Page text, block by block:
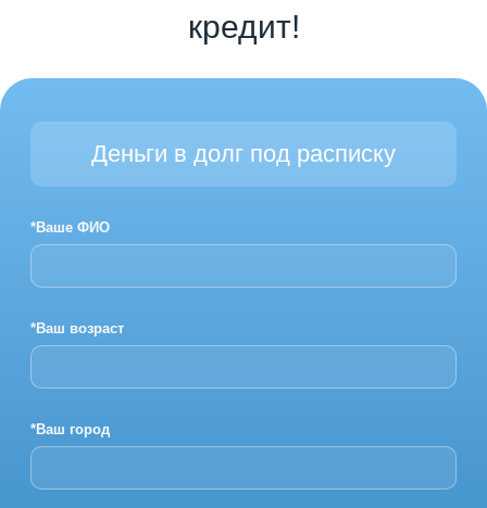
кредит!
Деньги в долг под расписку
*Ваше ФИО
*Ваш возраст
*Ваш город